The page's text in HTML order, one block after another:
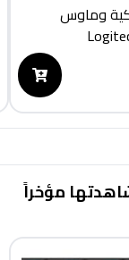
وماوس
مؤخراً